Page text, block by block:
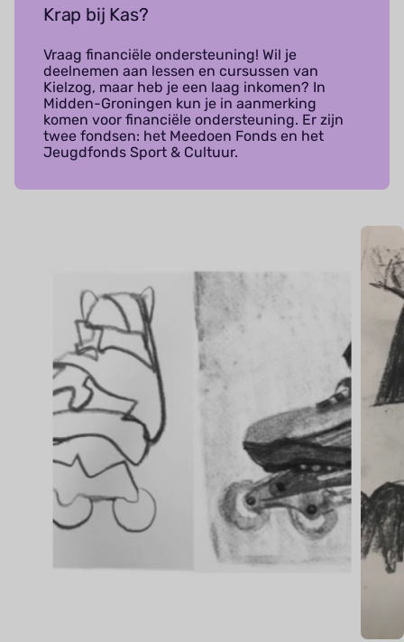
Krap bij Kas?
Vraag financiële ondersteuning! Wil je
deelnemen aan lessen en cursussen van
Kielzog, maar heb je een laag inkomen? In
Midden-Groningen kun je in aanmerking
komen voor financiële ondersteuning. Er zijn
twee fondsen: het Meedoen Fonds en het
Jeugdfonds Sport & Cultuur.